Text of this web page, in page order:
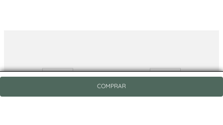
COMPRAR